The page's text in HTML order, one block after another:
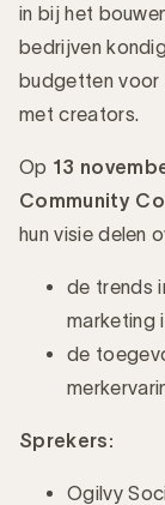
Introductie
in bij het
bedrijven
budgetten voor
met creators.
Op 13
Community
hun visie delen
de trends
marketing
de
Sprekers:
Ogilvy